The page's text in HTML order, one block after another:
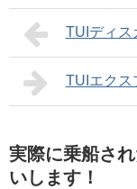
TUIディス
TUIエクス
実際に乗船さ
いします！